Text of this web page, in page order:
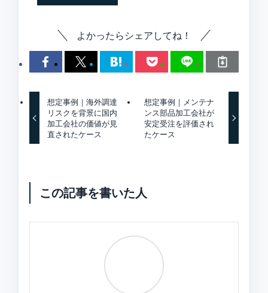
よかったらシェアしてね！
想定事例｜海外調達
リスクを背景に国内
加工会社の価値が見
直されたケース
想定事例｜メンテナ
ンス部品加工会社が
安定受注を評価され
たケース
この記事を書いた人